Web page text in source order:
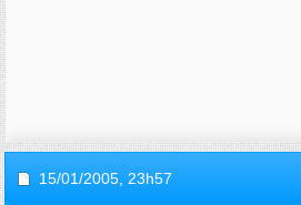
15/01/2005, 23h57